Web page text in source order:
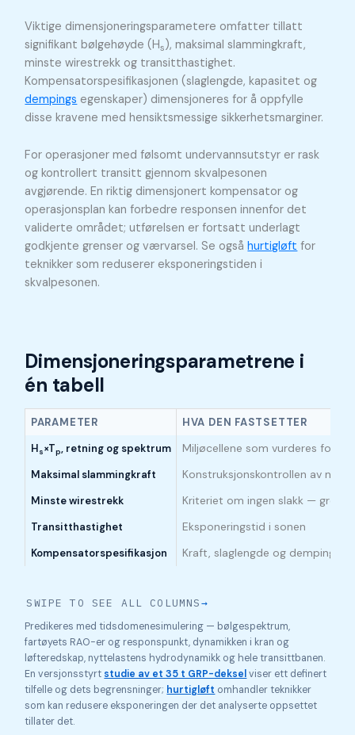
Viktige dimensjoneringsparametere omfatter tillatt
signifikant bølgehøyde (Hs), maksimal slammingkraft,
minste wirestrekk og transitthastighet.
Kompensatorspesifikasjonen (slaglengde, kapasitet og
dempings egenskaper) dimensjoneres for å oppfylle
disse kravene med hensiktsmessige sikkerhetsmarginer.
For operasjoner med følsomt undervannsutstyr er rask
og kontrollert transitt gjennom skvalpesonen
avgjørende. En riktig dimensjonert kompensator og
operasjonsplan kan forbedre responsen innenfor det
validerte området; utførelsen er fortsatt underlagt
godkjente grenser og værvarsel. Se ogsåhurtigløft for
teknikker som reduserer eksponeringstiden i
skvalpesonen.
Dimensjoneringsparametrene i
én tabell
Dimensjoneringsparametere for kryssing av skvalpesonen og
PARAMETER
HVA DEN FASTSETTER
Hs×Tp, retning og spektrum Miljøcellene som vurderes for
Maksimal slammingkraft Konstruksjonskontrollen av
Minste wirestrekk Kriteriet om ingen slakk —
Transitthastighet Eksponeringstid i sonen
Kompensatorspesifikasjon Kraft, slaglengde og demping
SWIPE TO SEE ALL COLUMNS →
Predikeres med tidsdomenesimulering — bølgespektrum,
fartøyets RAO-er og responspunkt, dynamikken i kran og
løfteredskap, nyttelastens hydrodynamikk og hele transittbanen.
En versjonsstyrt studie av et 35 t GRP-deksel viser ett definert
tilfelle og dets begrensninger; hurtigløft omhandler teknikker
som kan redusere eksponeringen der det analyserte oppsettet
tillater det.